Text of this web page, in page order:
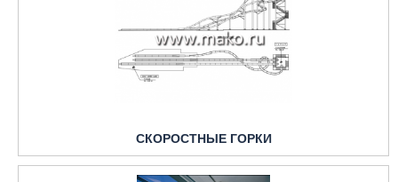
СКОРОСТНЫЕ ГОРКИ